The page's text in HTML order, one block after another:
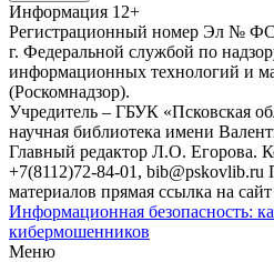
Информация 12+
Регистрационный номер Эл №
г. Федеральной службой по
информационных технологий и
(Роскомнадзор).
Учредитель – ГБУК «Псковская
научная библиотека имени
Главный редактор Л.О. Егорова.
+7(8112)72-84-01, bib@pskovlib.ru
материалов прямая ссылка на
Информационная безопасность:
кибермошенников
Меню